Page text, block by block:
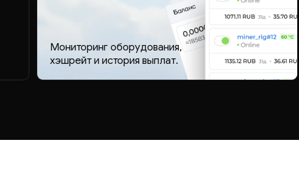
Мониторинг оборудования,
хэшрейт и история выплат.